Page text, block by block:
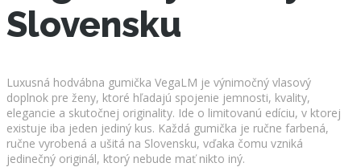
Slovensku
Luxusná hodvábna gumička VegaLM je výnimočný vlasový
doplnok pre ženy, ktoré hľadajú spojenie jemnosti, kvality,
elegancie a skutočnej originality. Ide o limitovanú edíciu, v ktorej
existuje iba jeden jediný kus. Každá gumička je ručne farbená,
ručne vyrobená a ušitá na Slovensku, vďaka čomu vzniká
jedinečný originál, ktorý nebude mať nikto iný.